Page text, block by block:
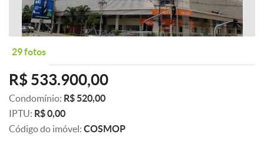
29 fotos
R$ 533.900,00
Condomínio: R$ 520,00
IPTU: R$ 0,00
Código do imóvel: COSMOP